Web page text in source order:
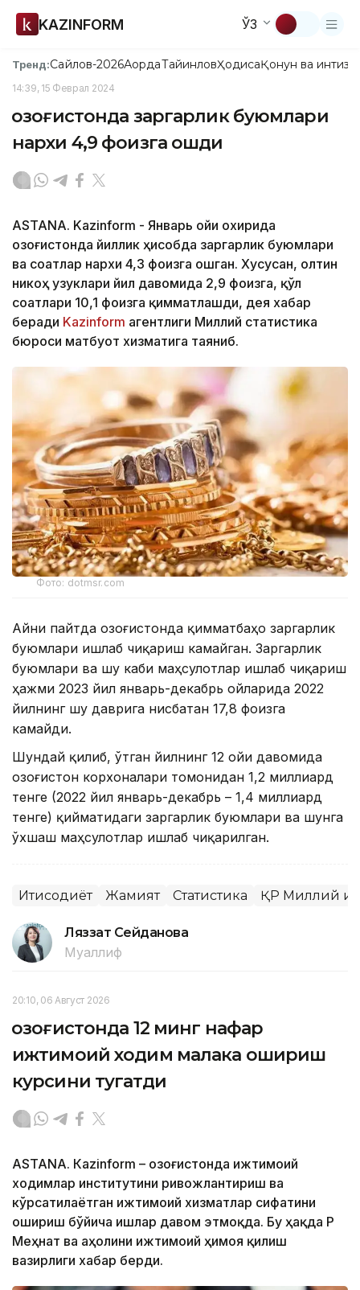
KAZINFORM ЎЗ
Тренд:Сайлов-2026АқордаТайинловҲодисаҚонун ва
14:39, 15 Феврал 2024
Қозоғистонда заргарлик буюмлари
нархи 4,9 фоизга ошди
ASTANA. Kazinform - Январь ойи охирида
Қозоғистонда йиллик ҳисобда заргарлик буюмлари
ва соатлар нархи 4,3 фоизга ошган. Хусусан, олтин
никоҳ узуклари йил давомида 2,9 фоизга, қўл
соатлари 10,1 фоизга қимматлашди, дея хабар
беради Kazinform агентлиги Миллий статистика
бюроси матбуот хизматига таяниб.
Фото: dotmsr.com
Айни пайтда Қозоғистонда қимматбаҳо заргарлик
буюмлари ишлаб чиқариш камайган. Заргарлик
буюмлари ва шу каби маҳсулотлар ишлаб чиқариш
ҳажми 2023 йил январь-декабрь ойларида 2022
йилнинг шу даврига нисбатан 17,8 фоизга
камайди.
Шундай қилиб, ўтган йилнинг 12 ойи давомида
Қозоғистон корхоналари томонидан 1,2 миллиард
тенге (2022 йил январь-декабрь – 1,4 миллиард
тенге) қийматидаги заргарлик буюмлари ва шунга
ўхшаш маҳсулотлар ишлаб чиқарилган.
Иқтисодиёт Жамият Статистика ҚР Миллий
Ляззат Сейданова
Муаллиф
20:10, 06 Август 2026
Қозоғистонда 12 минг нафар
ижтимоий ходим малака ошириш
курсини тугатди
ASTANА. Кazinform – Қозоғистонда ижтимоий
ходимлар институтини ривожлантириш ва
кўрсатилаётган ижтимоий хизматлар сифатини
ошириш бўйича ишлар давом этмоқда. Бу ҳақда ҚР
Меҳнат ва аҳолини ижтимоий ҳимоя қилиш
вазирлиги хабар берди.